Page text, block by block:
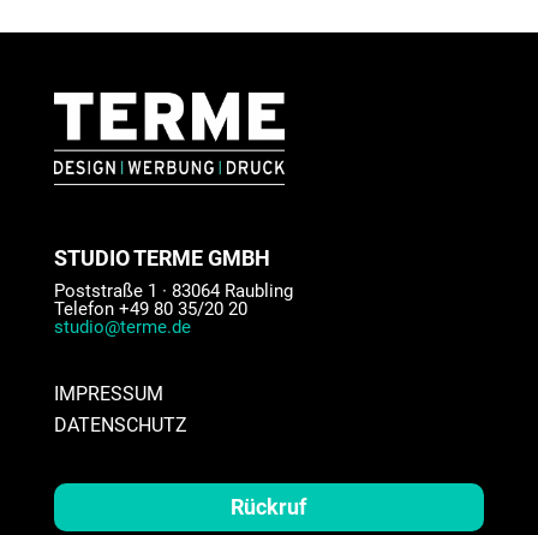
STUDIO TERME GMBH
Poststraße 1 · 83064 Raubling
Telefon +49 80 35/20 20
studio@terme.de
IMPRESSUM
DATENSCHUTZ
Rückruf